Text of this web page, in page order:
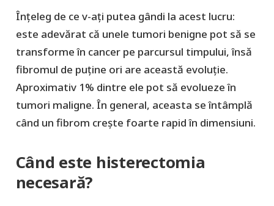
Înțeleg de ce v-ați putea gândi la acest lucru:
este adevărat că unele tumori benigne pot să se
transforme în cancer pe parcursul timpului, însă
fibromul de puține ori are această evoluție.
Aproximativ 1% dintre ele pot să evolueze în
tumori maligne. În general, aceasta se întâmplă
când un fibrom crește foarte rapid în dimensiuni.
Când este histerectomia
necesară?